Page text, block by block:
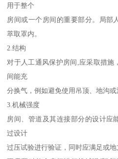
用于整个
房间或一个房间的重要部分。局部
萃取罩内。
2.结构
对于人工通风保护房间,应采取措施
间能充
分换气，例如避免使用吊顶、地沟或
3.机械强度
房间、管道及其连接部分的设计应
过设计
过压试验进行验证，同时应满足或地